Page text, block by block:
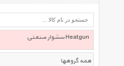
سشوار صنعتی Heatgun
همه گروهها